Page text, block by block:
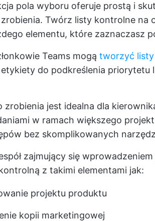
pola wyboru oferuje prostą i
Twórz listy kontrolne na
elementu, które zaznaczasz
Teams mogą tworzyć
do podkreślenia priorytetu
zrobienia jest idealna dla
w ramach większego
bez skomplikowanych
zajmujący się
z takimi elementami jak:
projektu produktu
kopii marketingowej